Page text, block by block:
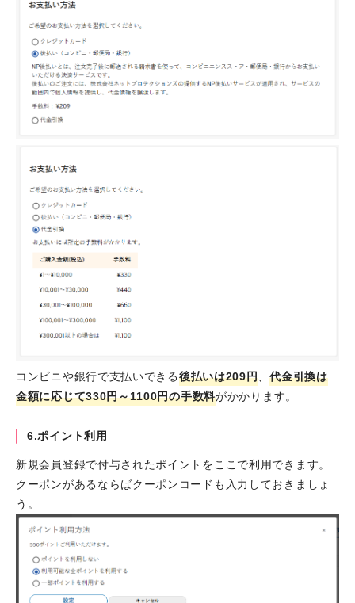
コンビニや銀行で支払いできる後払いは209円、代金引換は
金額に応じて330円～1100円の手数料がかかります。
6.ポイント利用
新規会員登録で付与されたポイントをここで利用できます。
クーポンがあるならばクーポンコードも入力しておきましょ
う。